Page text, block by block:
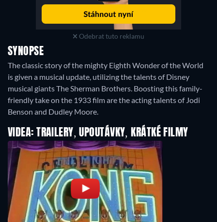
Odebrat tuto reklamu
SYNOPSE
The classic story of the mighty Eighth Wonder of the World
is given a musical update, utilizing the talents of Disney
musical giants The Sherman Brothers. Boosting this family-
friendly take on the 1933 film are the acting talents of Jodi
Benson and Dudley Moore.
VIDEA: TRAILERY, UPOUTÁVKY, KRÁTKÉ FILMY